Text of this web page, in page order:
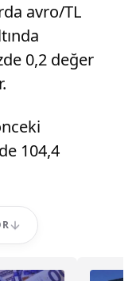
avro/TL
0,2 değer
104,4